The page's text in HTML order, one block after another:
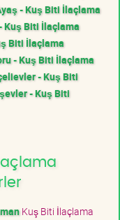
- Kuş Biti İlaçlama
Kuş Biti İlaçlama
Biti İlaçlama
- Kuş Biti İlaçlama
- Kuş Biti
- Kuş Biti
Kuş Biti İlaçlama